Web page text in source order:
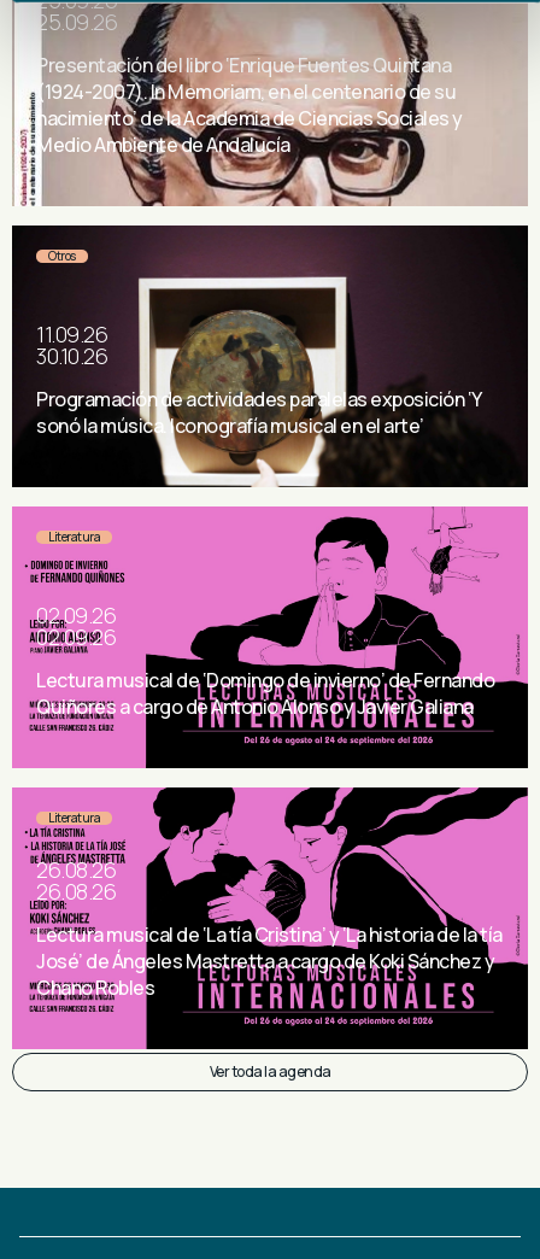
25.09.26
Presentación del libro ‘Enrique Fuentes Quintana
(1924-2007). In Memoriam, en el centenario de su
nacimiento’ de la Academia de Ciencias Sociales y
Medio Ambiente de Andalucía
Otros
11.09.26
30.10.26
Programación de actividades paralelas exposición ‘Y
sonó la música. Iconografía musical en el arte’
Literatura
02.09.26
02.09.26
Lectura musical de ‘Domingo de invierno’ de Fernando
Quiñores a cargo de Antonio Alonso y Javier Galiana
Literatura
26.08.26
26.08.26
Lectura musical de ‘La tía Cristina’ y ‘La historia de la tía
José’ de Ángeles Mastretta a cargo de Koki Sánchez y
Chano Robles
Ver toda la agenda